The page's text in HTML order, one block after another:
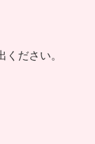
ください。